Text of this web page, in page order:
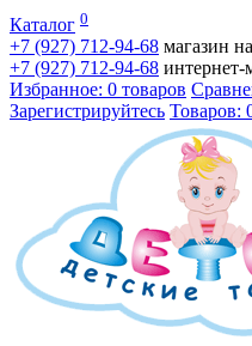
Каталог 0
+7 (927) 712-94-68 магазин
+7 (927) 712-94-68 интернет-
Избранное: 0 товаров
Зарегистрируйтесь Товаров: